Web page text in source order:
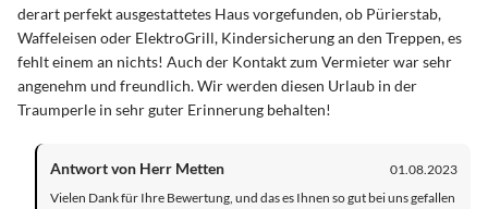
derart perfekt ausgestattetes Haus vorgefunden, ob Pürierstab,
Waffeleisen oder ElektroGrill, Kindersicherung an den Treppen, es
fehlt einem an nichts! Auch der Kontakt zum Vermieter war sehr
angenehm und freundlich. Wir werden diesen Urlaub in der
Traumperle in sehr guter Erinnerung behalten!
Antwort von Herr Metten
01.08.2023
Vielen Dank für Ihre Bewertung, und das es Ihnen so gut bei uns gefallen